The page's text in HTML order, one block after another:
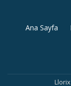
İkincil
Ana Sayfa